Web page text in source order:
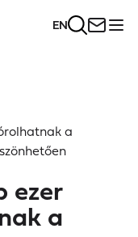
EN
a
ezer
a